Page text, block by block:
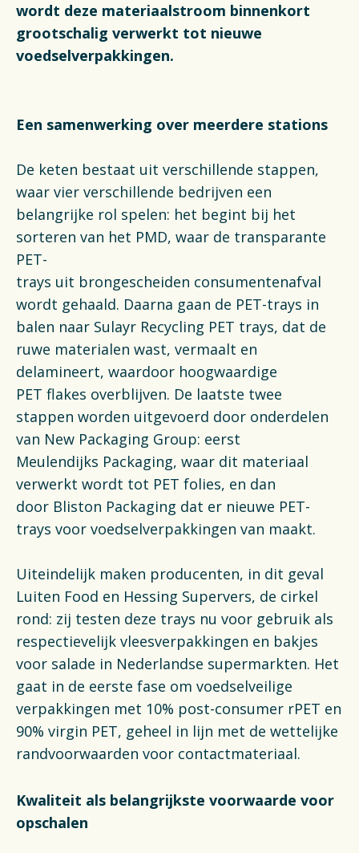
Verpakkingencatalogus
Pers
De Plastic Wijzer
Deltaplan Circulaire Plastic
Verpakkingen
Financiën
VacaturesOpens in a new tab
Switch to English
wordt deze materiaalstroom binnenkort
grootschalig verwerkt tot nieuwe
voedselverpakkingen.
Een samenwerking over meerdere stations
De keten bestaat uit verschillende stappen,
waar vier verschillende bedrijven een
belangrijke rol spelen: het begint bij het
sorteren van het PMD, waar de transparante
PET-
trays uit brongescheiden consumentenafval
wordt gehaald. Daarna gaan de PET-trays in
balen naar Sulayr Recycling PET trays, dat de
ruwe materialen wast, vermaalt en
delamineert, waardoor hoogwaardige
PET flakes overblijven. De laatste twee
stappen worden uitgevoerd door onderdelen
van New Packaging Group: eerst
Meulendijks Packaging, waar dit materiaal
verwerkt wordt tot PET folies, en dan
door Bliston Packaging dat er nieuwe PET-
trays voor voedselverpakkingen van maakt.
Uiteindelijk maken producenten, in dit geval
Luiten Food en Hessing Supervers, de cirkel
rond: zij testen deze trays nu voor gebruik als
respectievelijk vleesverpakkingen en bakjes
voor salade in Nederlandse supermarkten. Het
gaat in de eerste fase om voedselveilige
verpakkingen met 10% post-consumer rPET en
90% virgin PET, geheel in lijn met de wettelijke
randvoorwaarden voor contactmateriaal.
Kwaliteit als belangrijkste voorwaarde voor
opschalen